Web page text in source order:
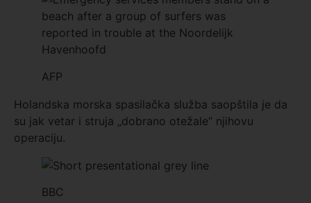
AFP
Holandska morska spasilačka služba saopštila je da
su jak vetar i struja „dobrano otežale“ njihovu
operaciju.
BBC